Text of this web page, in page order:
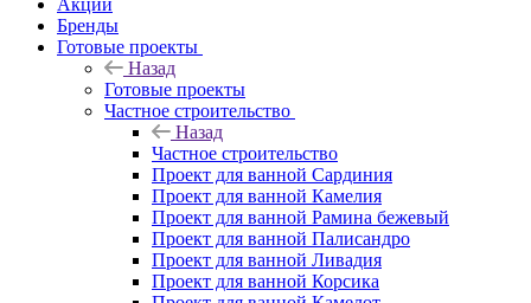
Акции
Бренды
Готовые проекты
Назад
Готовые проекты
Частное строительство
Назад
Частное строительство
Проект для ванной Сардиния
Проект для ванной Камелия
Проект для ванной Рамина бежевый
Проект для ванной Палисандро
Проект для ванной Ливадия
Проект для ванной Корсика